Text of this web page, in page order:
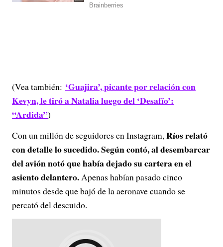
(Vea también: ‘Guajira’, picante por relación con
Kevyn, le tiró a Natalia luego del ‘Desafío’:
“Ardida”)
Con un millón de seguidores en Instagram,Ríos relató
con detalle lo sucedido. Según contó, al desembarcar
del avión notó que había dejado su cartera en el
asiento delantero.Apenas habían pasado cinco
minutos desde que bajó de la aeronave cuando se
percató del descuido.